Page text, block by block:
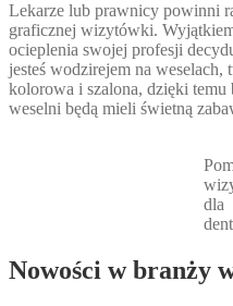
Lekarze lub prawnicy powinni
graficznej wizytówki.
ocieplenia swojej profesji
jesteś wodzirejem na
kolorowa i szalona, dzięki temu
weselni będą mieli świetną
dla
Nowości w branży